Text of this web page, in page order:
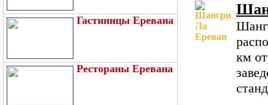
Гастиницы Еревана
Рестораны Еревана
км